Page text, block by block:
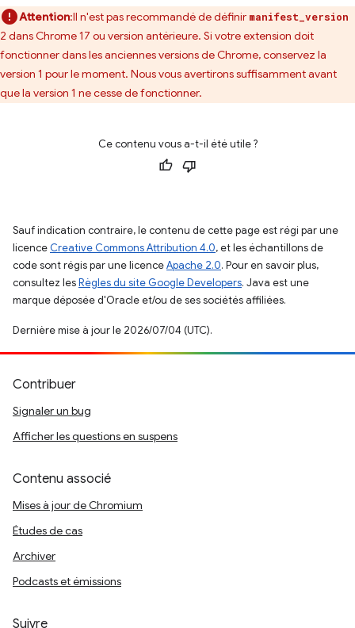
Attention:Il n'est pas recommandé de définir manifest_version
2 dans Chrome 17 ou version antérieure. Si votre extension doit
fonctionner dans les anciennes versions de Chrome, conservez la
version 1 pour le moment. Nous vous avertirons suffisamment avant
que la version 1 ne cesse de fonctionner.
Ce contenu vous a-t-il été utile ?
Sauf indication contraire, le contenu de cette page est régi par une
licence Creative Commons Attribution 4.0, et les échantillons de
code sont régis par une licenceApache 2.0. Pour en savoir plus,
consultez lesRègles du site Google Developers. Java est une
marque déposée d'Oracle et/ou de ses sociétés affiliées.
Dernière mise à jour le 2026/07/04 (UTC).
Contribuer
Signaler un bug
Afficher les questions en suspens
Contenu associé
Mises à jour de Chromium
Études de cas
Archiver
Podcasts et émissions
Suivre